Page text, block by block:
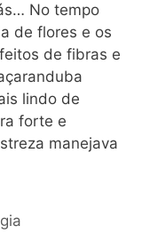
No tempo
de flores e os
de fibras e
lindo de
forte e
manejava